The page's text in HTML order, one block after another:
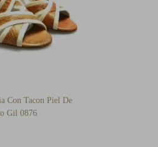
Con Tacon Piel De
Gil 0876